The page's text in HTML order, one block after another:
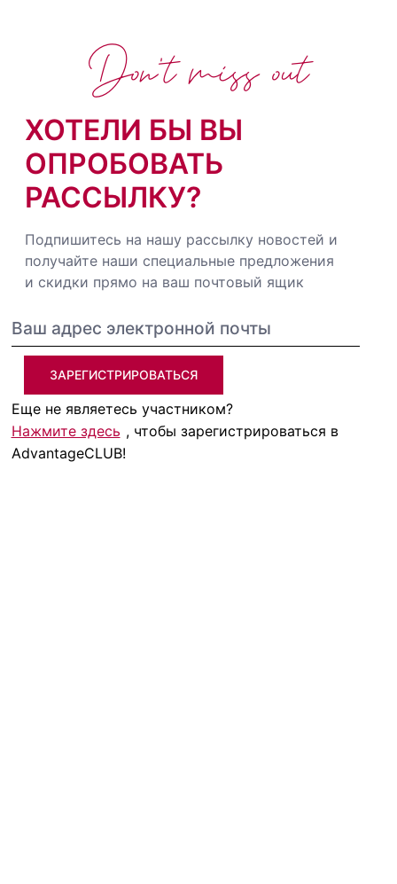
ХОТЕЛИ БЫ ВЫ
ОПРОБОВАТЬ
РАССЫЛКУ?
Подпишитесь на нашу рассылку новостей и
получайте наши специальные предложения
и скидки прямо на ваш почтовый ящик
ЗАРЕГИСТРИРОВАТЬСЯ
Еще не являетесь участником?
Нажмите здесь , чтобы зарегистрироваться в
AdvantageCLUB!
Don't miss out